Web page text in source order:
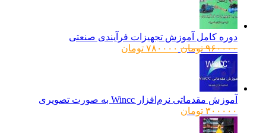
دوره کامل آموزش تجهیزات فرآیندی صنعتی
۹۶۰۰۰۰ تومانقیمت
۷۸۰۰۰۰ تومانقیمت
آموزش مقدماتی نرم‌افزار Wincc به صورت تصویری
۳۰۰۰۰۰ تومان